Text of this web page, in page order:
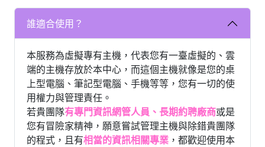
誰適合使用？
本服務為虛擬專有主機，代表您有一臺虛擬的、雲
端的主機存放於本中心，而這個主機就像是您的桌
上型電腦、筆記型電腦、手機等等，您有一切的使
用權力與管理責任。
若貴團隊有專門資訊網管人員、長期約聘廠商或是
您有冒險家精神，願意嘗試管理主機與除錯貴團隊
的程式，且有相當的資訊相關專業 ，都歡迎使用本